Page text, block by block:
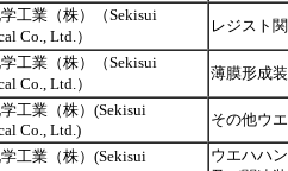
工業（株）（Sekisui
Co., Ltd.）
レジスト
工業（株）（Sekisui
Co., Ltd.）
薄膜形成
工業（株）(Sekisui
Co., Ltd.)
その他ウ
工業（株）(Sekisui
ウエハハ